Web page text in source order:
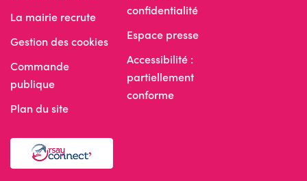
La mairie recrute
Gestion des cookies
Commande
publique
Plan du site
confidentialité
Espace presse
Accessibilité :
partiellement
conforme